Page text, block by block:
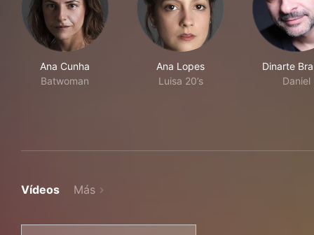
Ana Cunha
Batwoman
Ana Lopes
Luisa 20’s
Dinarte
Daniel
Vídeos Más